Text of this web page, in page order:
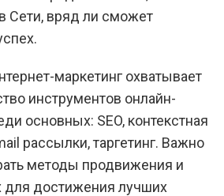
Сети, вряд ли сможет
маркетинг охватывает
инструментов онлайн-
основных: SEO, контекстная
рассылки, таргетинг. Важно
методы продвижения и
для достижения лучших